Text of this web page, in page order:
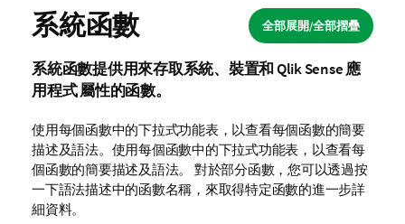
全部展開/全部摺疊
系統函數
系統函數提供用來存取系統、裝置和Qlik Sense應
用程式屬性的函數。
使用每個函數中的下拉式功能表，以查看每個函數的簡要
描述及語法。使用每個函數中的下拉式功能表，以查看每
個函數的簡要描述及語法。 對於部分函數，您可以透過按
一下語法描述中的函數名稱，來取得特定函數的進一步詳
細資料。